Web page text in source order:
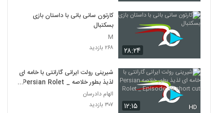
۲۸:۲۴
کارتون سانی بانی با داستان بازی
بسکتبال
M
۲۶۸ بازدید
۱۲:۱۵ HD
شیرینی رولت ایرانی گارانتی با خامه ای
لذیذ بطور خلاصه Persian Rolet _
Episode 38 short cut
الهام دادرسان
۳۰۷ بازدید